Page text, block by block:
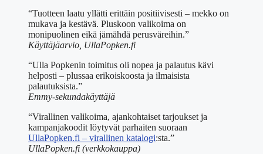
“Tuotteen laatu yllätti erittäin positiivisesti – mekko on
mukava ja kestävä. Pluskoon valikoima on
monipuolinen eikä jämähdä perusväreihin.”
Käyttäjäarvio, UllaPopken.fi
“Ulla Popkenin toimitus oli nopea ja palautus kävi
helposti – plussaa erikoiskoosta ja ilmaisista
palautuksista.”
Emmy-sekundakäyttäjä
“Virallinen valikoima, ajankohtaiset tarjoukset ja
kampanjakoodit löytyvät parhaiten suoraan
UllaPopken.fi – virallinen katalogi:sta.”
UllaPopken.fi (verkkokauppa)